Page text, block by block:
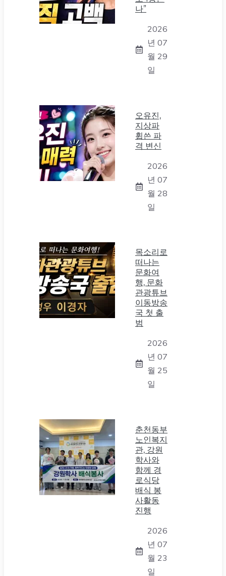
나”
2026
년 07
월 29
일
오유진,
지상파
휩쓴 파
격 변신
2026
년 07
월 28
일
목소리로
떠나는
문화여
행, 문화
관광튜브
이동방송
국 첫 출
범
2026
년 07
월 25
일
춘천동부
노인복지
관, 강원
학사와
함께 경
로식당
배식 봉
사활동
진행
2026
년 07
월 23
일